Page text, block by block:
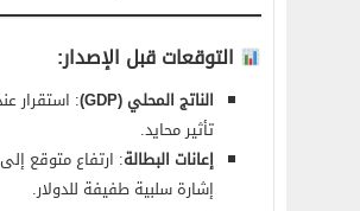
التوقعات قبل الإصدار:
الناتج المحلي (GDP)
تأثير محايد.
إعانات البطالة
إشارة سلبية طفيفة للدولار.